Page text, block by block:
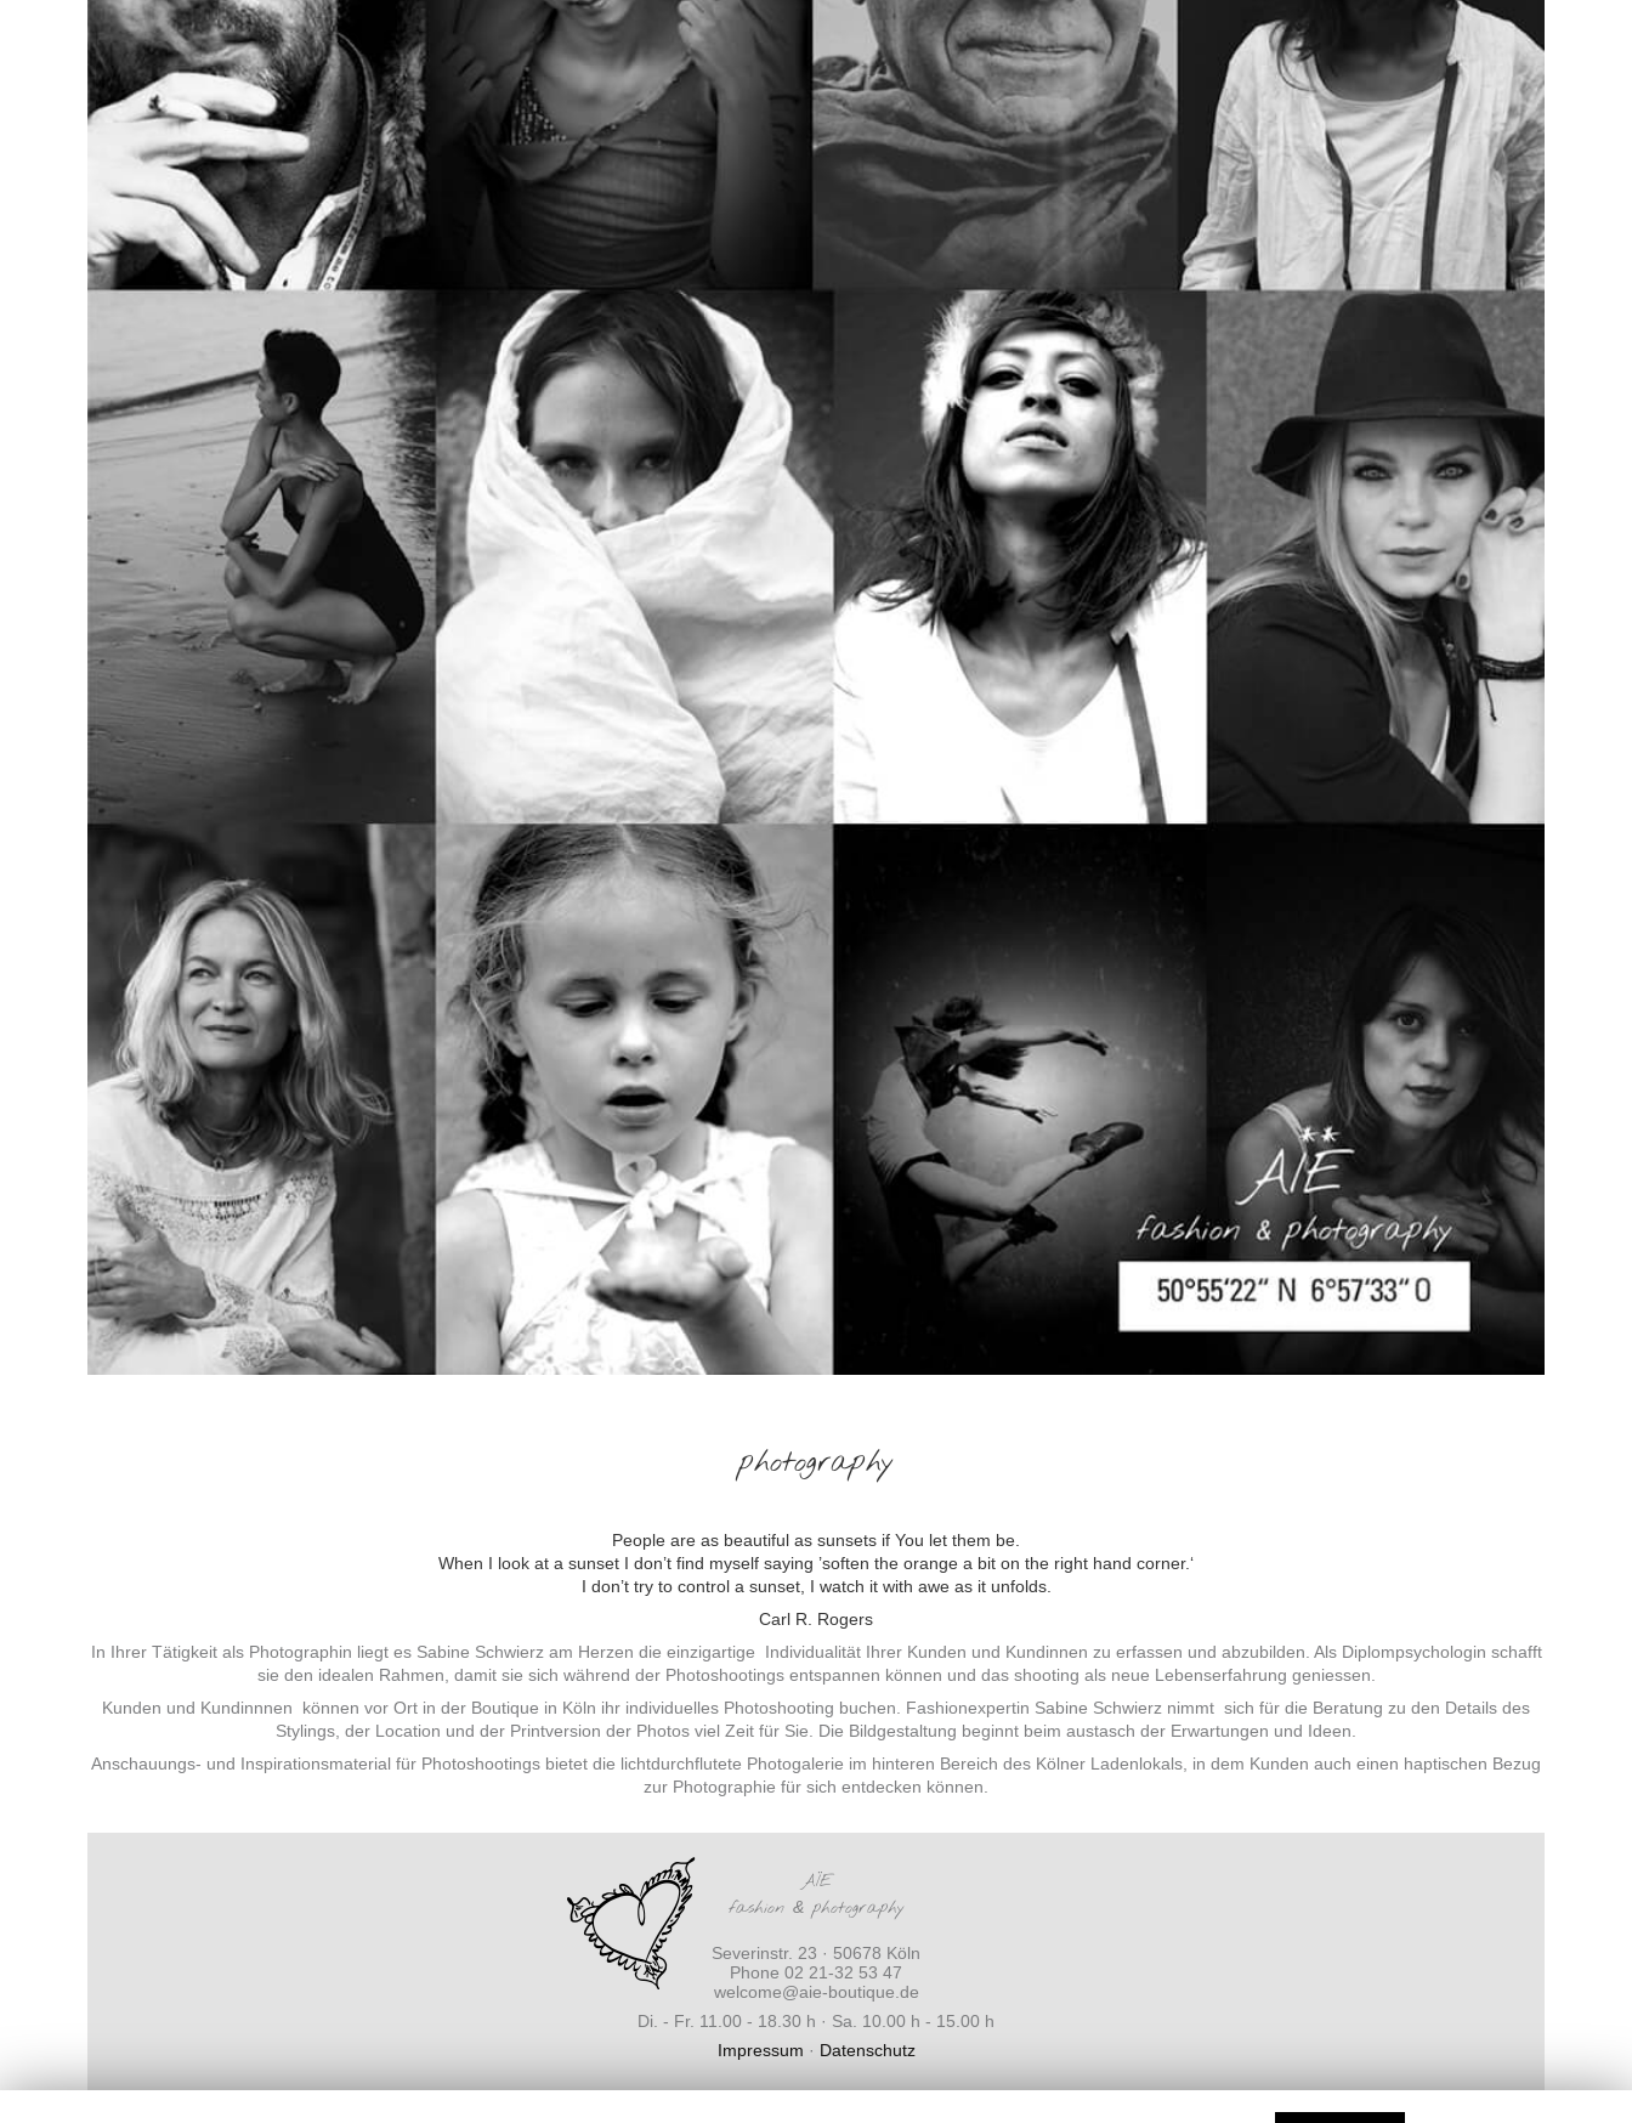
photography
People are as beautiful as sunsets if You let them be.
When I look at a sunset I don’t find myself saying ’soften the orange a bit on the right hand corner.‘
I don’t try to control a sunset, I watch it with awe as it unfolds.
Carl R. Rogers
In Ihrer Tätigkeit als Photographin liegt es Sabine Schwierz am Herzen die einzigartige Individualität Ihrer Kunden und Kundinnen zu erfassen und abzubilden. Als Diplompsychologin schafft
sie den idealen Rahmen, damit sie sich während der Photoshootings entspannen können und das shooting als neue Lebenserfahrung geniessen.
Kunden und Kundinnnen können vor Ort in der Boutique in Köln ihr individuelles Photoshooting buchen. Fashionexpertin Sabine Schwierz nimmt sich für die Beratung zu den Details des
Stylings, der Location und der Printversion der Photos viel Zeit für Sie. Die Bildgestaltung beginnt beim austasch der Erwartungen und Ideen.
Anschauungs- und Inspirationsmaterial für Photoshootings bietet die lichtdurchflutete Photogalerie im hinteren Bereich des Kölner Ladenlokals, in dem Kunden auch einen haptischen Bezug
zur Photographie für sich entdecken können.
AÏE
fashion &photography
Severinstr. 23 · 50678 Köln
Phone 02 21-32 53 47
welcome@aie-boutique.de
Di. - Fr. 11.00 - 18.30 h · Sa. 10.00 h - 15.00 h
Impressum · Datenschutz